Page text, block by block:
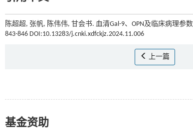
陈超超, 张帆, 陈伟伟, 甘会书. 血清Gal-9、OPN及临床病理
843-846 DOI:10.13283/j.cnki.xdfckjz.2024.11.006
上一篇
基金资助